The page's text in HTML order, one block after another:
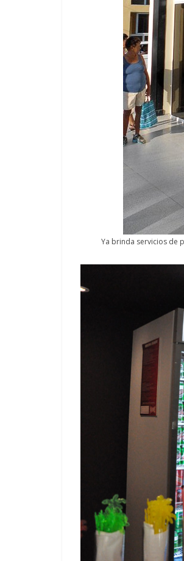
Ya brinda servicios de
Responso por el alma
atormentada de Denís
Francisco G. Navarro